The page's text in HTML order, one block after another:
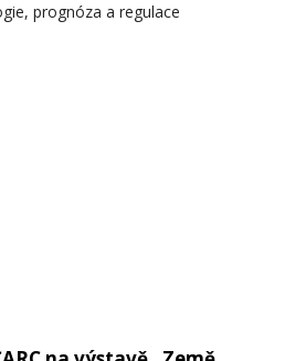
prognóza a regulace